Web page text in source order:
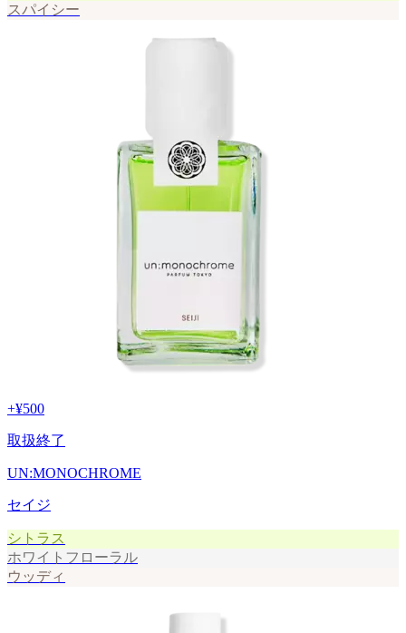
スパイシー
+¥500
取扱終了
UN:MONOCHROME
セイジ
シトラス
ホワイトフローラル
ウッディ